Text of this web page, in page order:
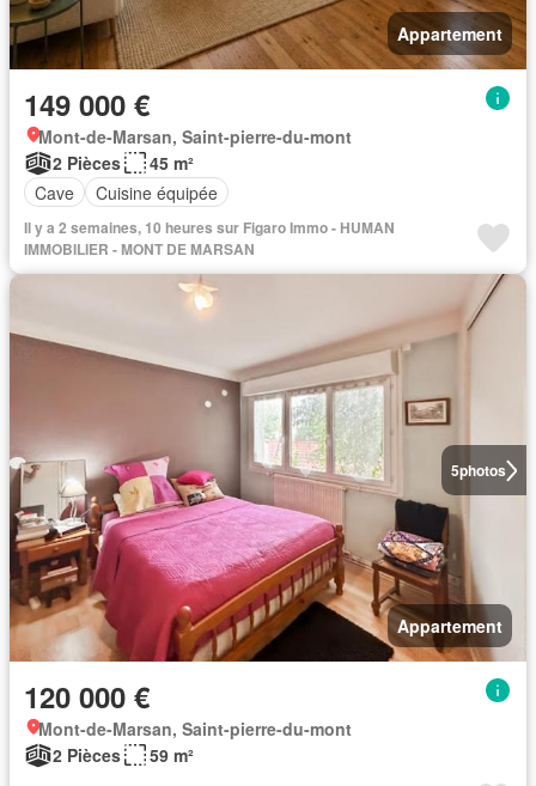
Appartement
149 000 €
Mont-de-Marsan, Saint-pierre-du-mont
2 Pièces
45 m²
Cave
Cuisine équipée
Il y a 2 semaines, 10 heures sur Figaro Immo - HUMAN
IMMOBILIER - MONT DE MARSAN
5photos
Appartement
120 000 €
Mont-de-Marsan, Saint-pierre-du-mont
2 Pièces
59 m²